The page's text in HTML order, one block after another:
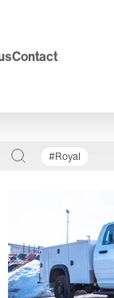
Contact
#Royal